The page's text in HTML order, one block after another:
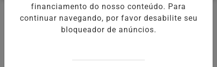
EM ALTA
NOTÍCIAS MEIO AMBIENTE
financiamento do nosso conteúdo. Para
continuar navegando, por favor desabilite seu
bloqueador de anúncios.